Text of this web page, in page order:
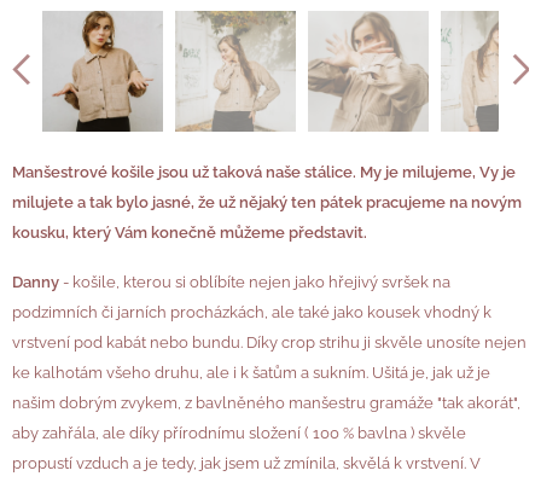
Manšestrové košile jsou už taková naše stálice. My je milujeme, Vy je
milujete a tak bylo jasné, že už nějaký ten pátek pracujeme na novým
kousku, který Vám konečně můžeme představit.
Danny - košile, kterou si oblíbíte nejen jako hřejivý svršek na
podzimních či jarních procházkách, ale také jako kousek vhodný k
vrstvení pod kabát nebo bundu. Díky crop strihu ji skvěle unosíte nejen
ke kalhotám všeho druhu, ale i k šatům a sukním. Ušitá je, jak už je
našim dobrým zvykem, z bavlněného manšestru gramáže "tak akorát",
aby zahřála, ale díky přírodnímu složení ( 100 % bavlna ) skvěle
propustí vzduch a je tedy, jak jsem už zmínila, skvělá k vrstvení. V